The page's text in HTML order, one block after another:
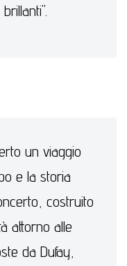
un viaggio
e la storia
costruito
attorno alle
da Dufay,